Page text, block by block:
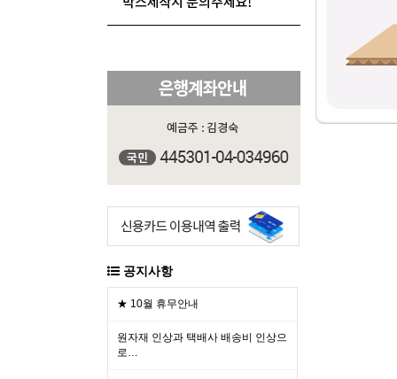
공지사항
★ 10월 휴무안내
원자재 인상과 택배사 배송비 인상으
로…